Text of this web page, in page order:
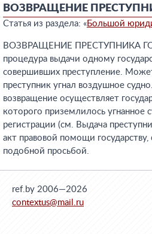
ВОЗВРАЩЕНИЕ
Статья из раздела: «Большой
ВОЗВРАЩЕНИЕ ПРЕСТУПНИКА
процедура выдачи одному
совершивших преступление.
преступник угнал воздушное
возвращение осуществляет
которого приземлилось угнанное
регистрации (см. Выдача
акт правовой помощи
подобной просьбой.
ref.by 2006—2026
contextus@mail.ru